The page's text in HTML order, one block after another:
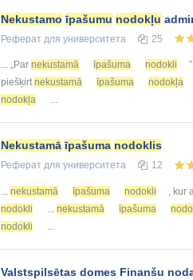
Nekustamo īpašumu nodokļu
Реферат для университета 25
... „Par nekustamā īpašuma nodokli
piešķirt nekustamā īpašuma nodokļa
nodokļa
...
Nekustamā īpašuma nodoklis
Реферат для университета 12
... nekustamā īpašuma nodokli , kur
nodokli
... nekustamā īpašuma
nodokli
...
Valstspilsētas domes Finanšu